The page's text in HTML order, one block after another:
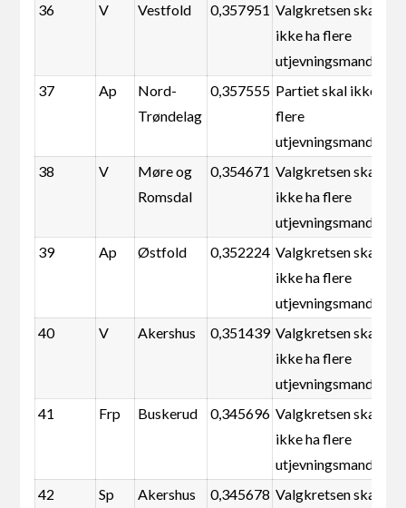
36
V Vestfold 0,357951 Valgkretsen skal
ikke ha flere
utjevningsmandater
37
Ap
Nord-
Trøndelag
0,357555 Partiet skal ikke ha
flere
utjevningsmandater
38
V
Møre og
Romsdal
0,354671 Valgkretsen skal
ikke ha flere
utjevningsmandater
39
Ap Østfold 0,352224 Valgkretsen skal
ikke ha flere
utjevningsmandater
40
V Akershus 0,351439 Valgkretsen skal
ikke ha flere
utjevningsmandater
41
Frp Buskerud 0,345696 Valgkretsen skal
ikke ha flere
utjevningsmandater
42
Sp Akershus 0,345678 Valgkretsen skal